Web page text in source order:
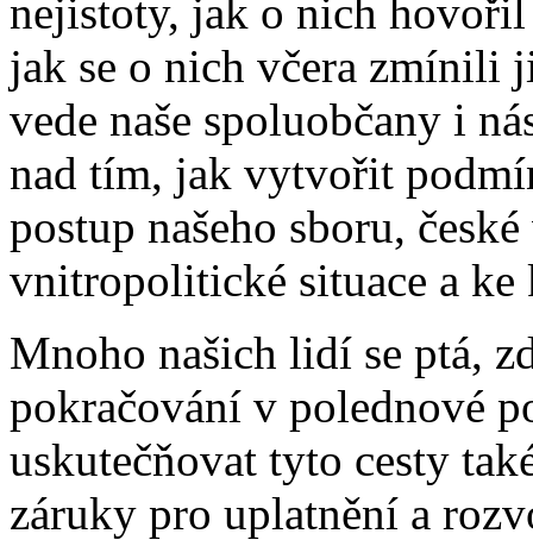
nejistoty, jak o nich
jak se o nich včera zmínili
vede naše spoluobčany i
nad tím, jak vytvořit
postup našeho sboru,
vnitropolitické situace a
Mnoho našich lidí se ptá,
pokračování v polednové
uskutečňovat tyto cesty
záruky pro uplatnění a